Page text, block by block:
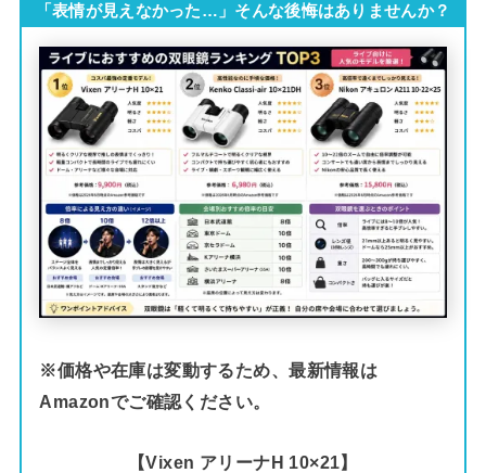
「表情が見えなかった…」そんな後悔はありませんか？
※価格や在庫は変動するため、最新情報は
Amazonでご確認ください。
【Vixen アリーナH 10×21】